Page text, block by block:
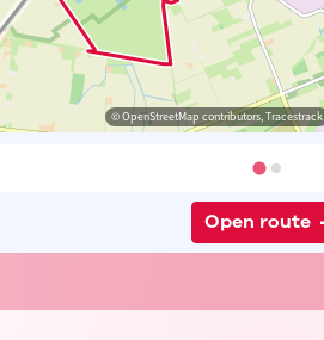
© OpenStreetMap contributors, Tracestrack
Open route